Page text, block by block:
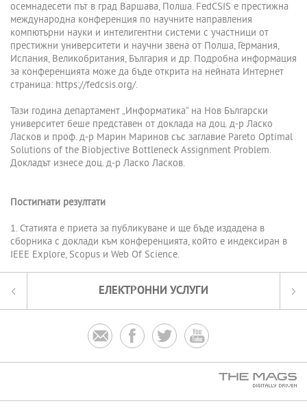
осемнадесети път в град Варшава, Полша. FedCSIS е престижна
международна конференция по научните направления
компютърни науки и интелигентни системи с участници от
престижни университети и научни звена от Полша, Германия,
Испания, Великобритания, България и др. Подробна информация
за конференцията може да бъде открита на нейната Интернет
страница: https://fedcsis.org/.
Тази година департамент „Информатика“ на Нов Български
университет беше представен от доклада на доц. д-р Ласко
Ласков и проф. д-р Марин Маринов със заглавие Pareto Optimal
Solutions of the Biobjective Bottleneck Assignment Problem.
Докладът изнесе доц. д-р Ласко Ласков.
Постигнати резултати
1. Статията е приета за публикуване и ще бъде издадена в
сборника с доклади към конференцията, който е индексиран в
IEEE Explore, Scopus и Web Of Science.
ЕЛЕКТРОННИ УСЛУГИ
   